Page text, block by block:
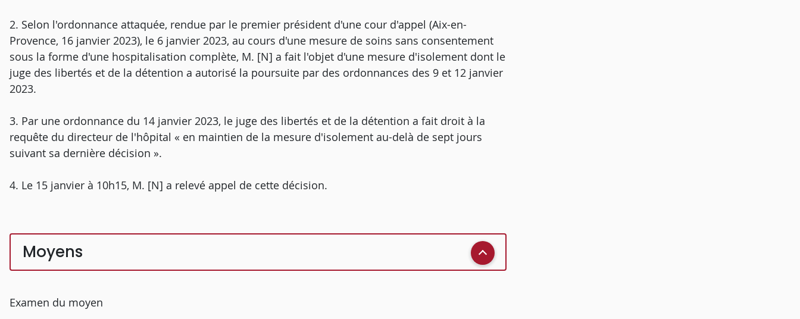
2. Selon l'ordonnance attaquée, rendue par le premier président d'une cour d'appel (Aix-en-
Provence, 16 janvier 2023), le 6 janvier 2023, au cours d'une mesure de soins sans consentement
sous la forme d'une hospitalisation complète, M. [N] a fait l'objet d'une mesure d'isolement dont le
juge des libertés et de la détention a autorisé la poursuite par des ordonnances des 9 et 12 janvier
2023.
3. Par une ordonnance du 14 janvier 2023, le juge des libertés et de la détention a fait droit à la
requête du directeur de l'hôpital « en maintien de la mesure d'isolement au-delà de sept jours
suivant sa dernière décision ».
4. Le 15 janvier à 10h15, M. [N] a relevé appel de cette décision.
Moyens
Examen du moyen